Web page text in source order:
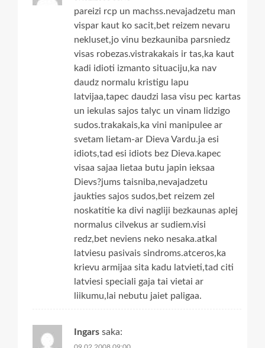
pareizi rcp un machss.nevajadzetu man
vispar kaut ko sacit,bet reizem nevaru
nekluset,jo vinu bezkauniba parsniedz
visas robezas.vistrakakais ir tas,ka kaut
kadi idioti izmanto situaciju,ka nav
daudz normalu kristigu lapu
latvijaa,tapec daudzi lasa visu pec kartas
un iekulas sajos talyc un vinam lidzigo
sudos.trakakais,ka vini manipulee ar
svetam lietam-ar Dieva Vardu.ja esi
idiots,tad esi idiots bez Dieva.kapec
visaa sajaa lietaa butu japin ieksaa
Dievs?jums taisniba,nevajadzetu
jaukties sajos sudos,bet reizem zel
noskatitie ka divi nagliji bezkaunas aplej
normalus cilvekus ar sudiem.visi
redz,bet neviens neko nesaka.atkal
latviesu pasivais sindroms.atceros,ka
krievu armijaa sita kadu latvieti,tad citi
latviesi speciali gaja tai vietai ar
liikumu,lai nebutu jaiet paligaa.
Ingars saka: